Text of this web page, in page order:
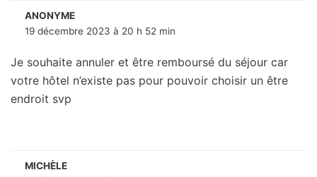
ANONYME
19 décembre 2023 à 20 h 52 min
Je souhaite annuler et être remboursé du séjour car
votre hôtel n’existe pas pour pouvoir choisir un être
endroit svp
MICHÈLE